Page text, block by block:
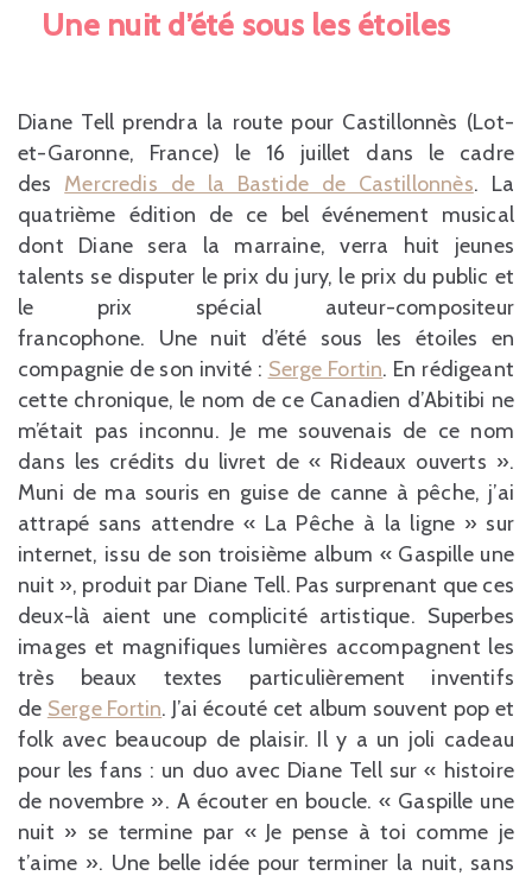
Une nuit d’été sous les étoiles
Diane Tell prendra la route pour Castillonnès (Lot-
et-Garonne, France) le 16 juillet dans le cadre
des Mercredis de la Bastide de Castillonnès. La
quatrième édition de ce bel événement musical
dont Diane sera la marraine, verra huit jeunes
talents se disputer le prix du jury, le prix du public et
le prix spécial auteur-compositeur
francophone. Une nuit d’été sous les étoiles en
compagnie de son invité : Serge Fortin. En rédigeant
cette chronique, le nom de ce Canadien d’Abitibi ne
m’était pas inconnu. Je me souvenais de ce nom
dans les crédits du livret de « Rideaux ouverts ».
Muni de ma souris en guise de canne à pêche, j’ai
attrapé sans attendre « La Pêche à la ligne » sur
internet, issu de son troisième album « Gaspille une
nuit », produit par Diane Tell. Pas surprenant que ces
deux-là aient une complicité artistique. Superbes
images et magnifiques lumières accompagnent les
très beaux textes particulièrement inventifs
de Serge Fortin. J’ai écouté cet album souvent pop et
folk avec beaucoup de plaisir. Il y a un joli cadeau
pour les fans : un duo avec Diane Tell sur « histoire
de novembre ». A écouter en boucle. « Gaspille une
nuit » se termine par « Je pense à toi comme je
t’aime ». Une belle idée pour terminer la nuit, sans